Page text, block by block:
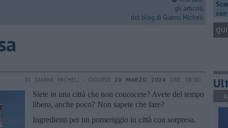
gli articoli
del blog di Gianni Micheli
DI GIANNI MICHELI - GIOVEDÌ 28 MARZO 2024 ORE 08:00
Siete in una città che non conoscete? Avete del tempo
libero, anche poco? Non sapete che fare?
Ingredienti per un pomeriggio in città con sorpresa.
QUI